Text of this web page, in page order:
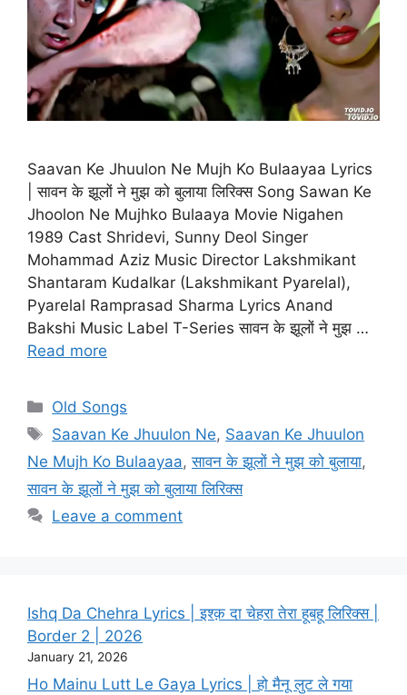
Saavan Ke Jhuulon Ne Mujh Ko Bulaayaa Lyrics
| सावन के झूलों ने मुझ को बुलाया लिरिक्स Song Sawan Ke
Jhoolon Ne Mujhko Bulaaya Movie Nigahen
1989 Cast Shridevi, Sunny Deol Singer
Mohammad Aziz Music Director Lakshmikant
Shantaram Kudalkar (Lakshmikant Pyarelal),
Pyarelal Ramprasad Sharma Lyrics Anand
Bakshi Music Label T-Series सावन के झूलों ने मुझ …
Read more
Categories
Old Songs
Tags
Saavan Ke Jhuulon Ne, Saavan Ke Jhuulon
Ne Mujh Ko Bulaayaa,सावन के झूलों ने मुझ को बुलाया,
सावन के झूलों ने मुझ को बुलाया लिरिक्स
Leave a comment
Ishq Da Chehra Lyrics | इश्क़ दा चेहरा तेरा हूबहू लिरिक्स |
Border 2 | 2026
January 21, 2026
Ho Mainu Lutt Le Gaya Lyrics | हो मैनू लुट ले गया